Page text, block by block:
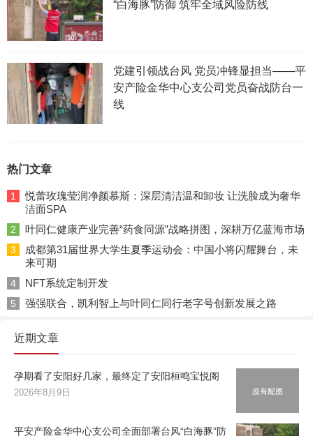
“白海豚”防御 筑牢全域风险防线
党建引领战台风 党员冲锋显担当——平
安产险金华中心支公司党员奋战防台一
线
热门文章
1
悦蕾玫瑰莹润净颜慕斯：深层清洁温和卸妆 让洗脸成为奢华
洁面SPA
2 叶同仁健康产业完善“药食同源”战略拼图，深耕万亿蓝海市场
3
成都第31届世界大学生夏季运动会：中国小将闪耀舞台，未
来可期
4 NFT系统定制开发
5 强强联合，凯利智上与叶同仁同行老字号创新发展之路
近期文章
孕期看了安阳好几家，最终定了安阳桓鸣宝悦阁
2026年8月9日
平安产险金华中心支公司全面部署台风“白海豚”防